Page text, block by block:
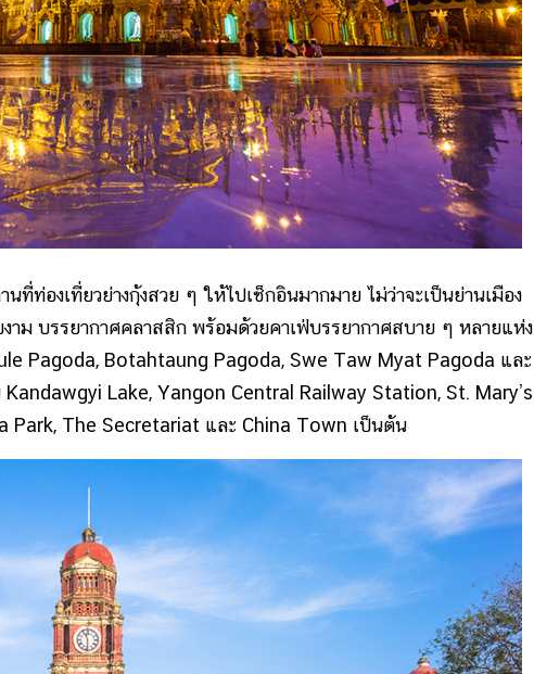
องเที่ยวย่างกุ้งสวย ๆ ให้ไปเช็กอินมากมาย ไม่ว่าจะเป็นย่านเมือง
าม บรรยากาศคลาสสิก พร้อมด้วยคาเฟ่บรรยากาศสบาย ๆ หลายแห่ง
Pagoda, Botahtaung Pagoda, Swe Taw Myat Pagoda และ
Lake, Yangon Central Railway Station, St. Mary’s
Park, The Secretariat และ China Town เป็นต้น